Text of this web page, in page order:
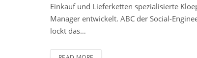
Einkauf und Lieferketten spezialisierte
Manager entwickelt. ABC der Social-
lockt das…